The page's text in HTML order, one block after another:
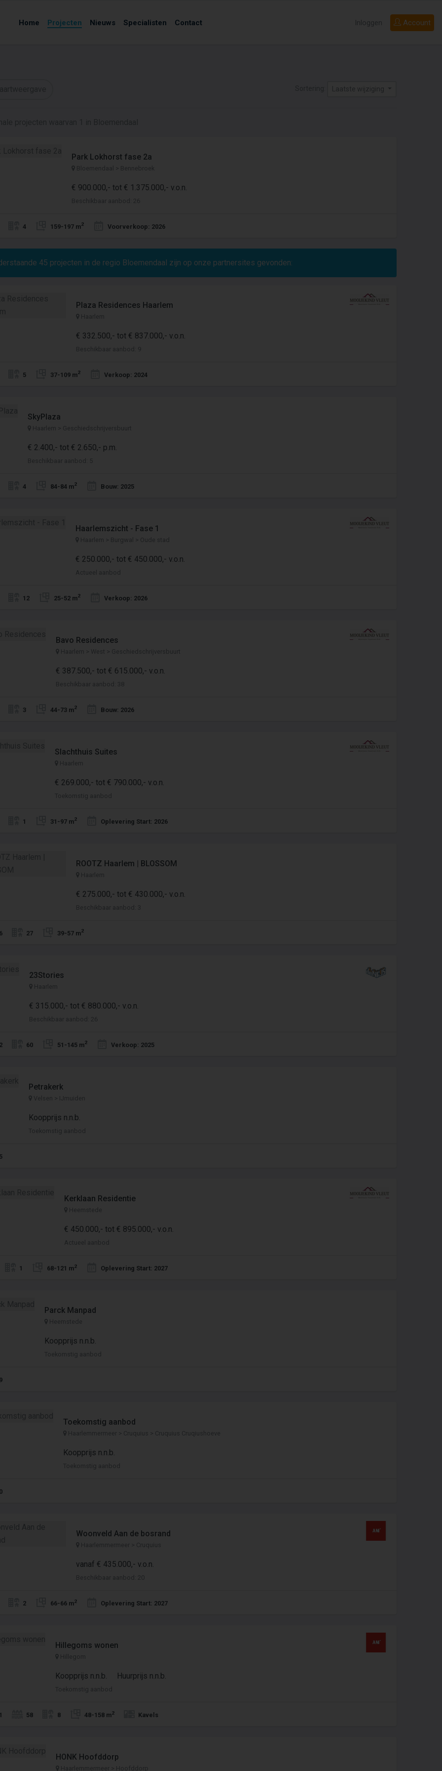
Home Projecten Nieuws Specialisten Contact Account
Inloggen
Laatste wijziging
Park Lokhorst fase 2a
Bloemendaal > Bennebroek
€ 900.000,- tot € 1.375.000,- v.o.n.
Beschikbaar aanbod: 26
4 159-197 m2 Voorverkoop: 2026
45 projecten in de regio Bloemendaal zijn op onze partnersites gevonden:
Plaza Residences Haarlem
Haarlem
€ 332.500,- tot € 837.000,- v.o.n.
Beschikbaar aanbod: 9
5 37-109 m2 Verkoop: 2024
SkyPlaza
Haarlem > Geschiedschrijversbuurt
€ 2.400,- tot € 2.650,- p.m.
Beschikbaar aanbod: 5
4 84-84 m2 Bouw: 2025
Haarlemszicht - Fase 1
Haarlem > Burgwal > Oude stad
€ 250.000,- tot € 450.000,- v.o.n.
Actueel aanbod
12 25-52 m2 Verkoop: 2026
Bavo Residences
Haarlem > West > Geschiedschrijversbuurt
€ 387.500,- tot € 615.000,- v.o.n.
Beschikbaar aanbod: 38
3 44-73 m2 Bouw: 2026
Slachthuis Suites
Haarlem
€ 269.000,- tot € 790.000,- v.o.n.
Toekomstig aanbod
1 31-97 m2 Oplevering Start: 2026
ROOTZ Haarlem | BLOSSOM
Haarlem
€ 275.000,- tot € 430.000,- v.o.n.
Beschikbaar aanbod: 3
27 39-57 m2
23Stories
Haarlem
€ 315.000,- tot € 880.000,- v.o.n.
Beschikbaar aanbod: 26
60 51-145 m2 Verkoop: 2025
Petrakerk
Velsen > IJmuiden
Koopprijs n.n.b.
Toekomstig aanbod
Kerklaan Residentie
Heemstede
€ 450.000,- tot € 895.000,- v.o.n.
Actueel aanbod
1 68-121 m2 Oplevering Start: 2027
Parck Manpad
Heemstede
Koopprijs n.n.b.
Toekomstig aanbod
Toekomstig aanbod
Haarlemmermeer > Cruquius > Cruquius Cruqiushoeve
Koopprijs n.n.b.
Toekomstig aanbod
Woonveld Aan de bosrand
Haarlemmermeer > Cruquius
vanaf € 435.000,- v.o.n.
Beschikbaar aanbod: 20
2 66-66 m2 Oplevering Start: 2027
Hillegoms wonen
Hillegom
Koopprijs n.n.b. Huurprijs n.n.b.
Toekomstig aanbod
58 8 48-158 m2 Kavels
HONK Hoofddorp
Haarlemmermeer > Hoofddorp